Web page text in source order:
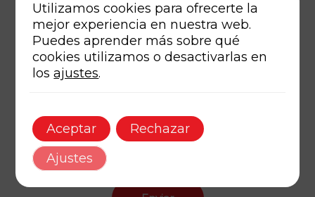
Asunto*
Mensaje*
He leído y acepto los
Acepto recibir comunicaciones y novedades
Utilizamos cookies para ofrecerte la
mejor experiencia en nuestra web.
Puedes aprender más sobre qué
cookies utilizamos o desactivarlas en
losajustes.
Aceptar
Rechazar
Ajustes